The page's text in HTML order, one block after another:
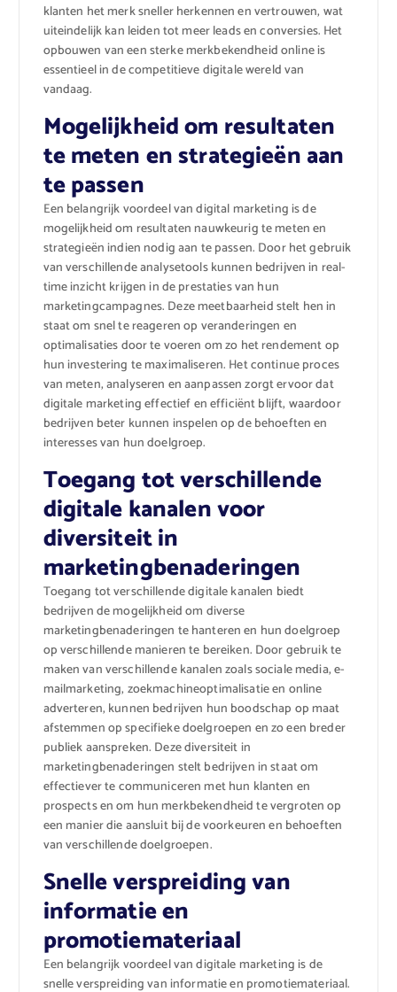
klanten het merk sneller herkennen en vertrouwen, wat
uiteindelijk kan leiden tot meer leads en conversies. Het
opbouwen van een sterke merkbekendheid online is
essentieel in de competitieve digitale wereld van
vandaag.
Mogelijkheid om resultaten
te meten en strategieën aan
te passen
Een belangrijk voordeel van digital marketing is de
mogelijkheid om resultaten nauwkeurig te meten en
strategieën indien nodig aan te passen. Door het gebruik
van verschillende analysetools kunnen bedrijven in real-
time inzicht krijgen in de prestaties van hun
marketingcampagnes. Deze meetbaarheid stelt hen in
staat om snel te reageren op veranderingen en
optimalisaties door te voeren om zo het rendement op
hun investering te maximaliseren. Het continue proces
van meten, analyseren en aanpassen zorgt ervoor dat
digitale marketing effectief en efficiënt blijft, waardoor
bedrijven beter kunnen inspelen op de behoeften en
interesses van hun doelgroep.
Toegang tot verschillende
digitale kanalen voor
diversiteit in
marketingbenaderingen
Toegang tot verschillende digitale kanalen biedt
bedrijven de mogelijkheid om diverse
marketingbenaderingen te hanteren en hun doelgroep
op verschillende manieren te bereiken. Door gebruik te
maken van verschillende kanalen zoals sociale media, e-
mailmarketing, zoekmachineoptimalisatie en online
adverteren, kunnen bedrijven hun boodschap op maat
afstemmen op specifieke doelgroepen en zo een breder
publiek aanspreken. Deze diversiteit in
marketingbenaderingen stelt bedrijven in staat om
effectiever te communiceren met hun klanten en
prospects en om hun merkbekendheid te vergroten op
een manier die aansluit bij de voorkeuren en behoeften
van verschillende doelgroepen.
Snelle verspreiding van
informatie en
promotiemateriaal
Een belangrijk voordeel van digitale marketing is de
snelle verspreiding van informatie en promotiemateriaal.